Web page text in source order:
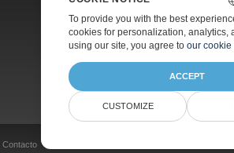
Precios
Soporte De Pago
Acerca De
Contacto
To provide you with the best
cookies for personalization, analytics,
using our site, you agree to our cookie
ACCEPT
CUSTOMIZE